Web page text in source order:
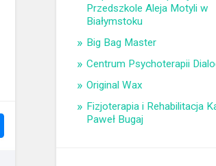
Przedszkole Aleja Motyli w
Białymstoku
Big Bag Master
Centrum Psychoterapii
Original Wax
Fizjoterapia i Rehabilitacja
Paweł Bugaj